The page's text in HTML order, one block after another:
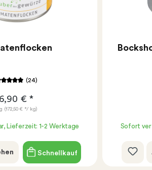
(24)
6,90 € *
(172,50 € */ kg)
Lieferzeit: 1-2 Werktage
Schnellkauf
Sofort